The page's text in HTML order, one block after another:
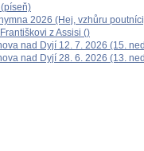
2026 (Hej, vzhůru
z Assisi ()
nad Dyjí 12. 7. 2026 (15.
nad Dyjí 28. 6. 2026 (13.